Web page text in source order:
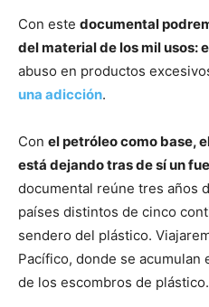
Con este documental
del material de los mil usos:
abuso en productos
una adicción.
Con el petróleo como base,
está dejando tras de sí un
documental reúne tres años
países distintos de cinco
sendero del plástico.
Pacífico, donde se acumulan
de los escombros de plástico.